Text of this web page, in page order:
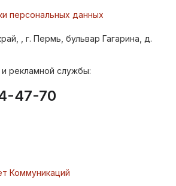
персональных данных
, г. Пермь, бульвар Гагарина, д.
рекламной службы:
47-70
Коммуникаций